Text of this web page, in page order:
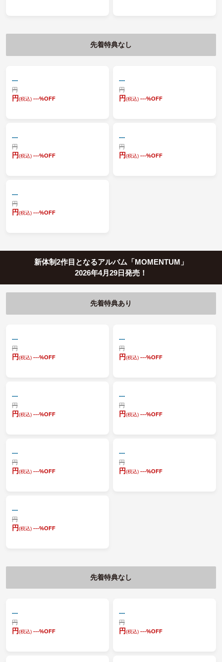
先着特典なし
---
円
円(税込) ---%OFF
---
円
円(税込) ---%OFF
---
円
円(税込) ---%OFF
---
円
円(税込) ---%OFF
---
円
円(税込) ---%OFF
新体制2作目となるアルバム「MOMENTUM」
2026年4月29日発売！
先着特典あり
---
円
円(税込) ---%OFF
---
円
円(税込) ---%OFF
---
円
円(税込) ---%OFF
---
円
円(税込) ---%OFF
---
円
円(税込) ---%OFF
---
円
円(税込) ---%OFF
---
円
円(税込) ---%OFF
先着特典なし
---
円
円(税込) ---%OFF
---
円
円(税込) ---%OFF